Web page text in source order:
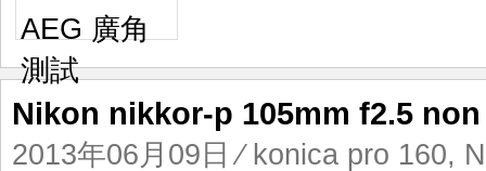
Nikon nikkor-p 105mm f2.5 non
2013年06月09日 ⁄ konica pro 160,